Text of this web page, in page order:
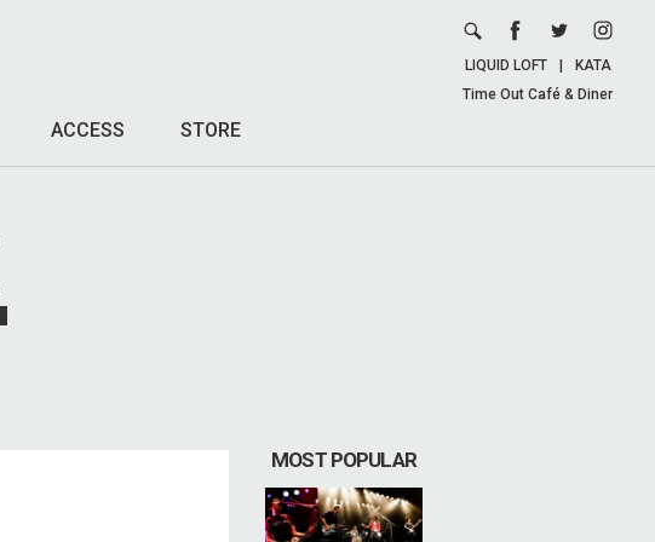
ACCESS STORE
LIQUID LOFT
KATA
Time Out Café & Diner
MOST POPULAR